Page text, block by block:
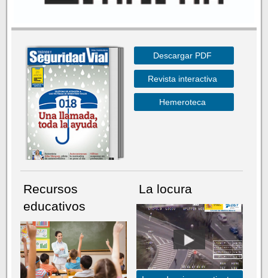
Descargar PDF
Revista interactiva
Hemeroteca
Recursos
educativos
La locura